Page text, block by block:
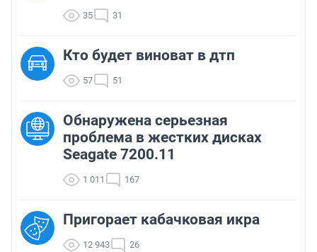
35 31
Кто будет виноват в дтп
57 51
Обнаружена серьезная
проблема в жестких дисках
Seagate 7200.11
1 011 167
Пригорает кабачковая икра
12 943 26